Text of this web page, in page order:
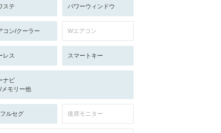
ステ パワーウィンドウ
コン/クーラー Wエアコン
レス スマートキー
ナビ
メモリー他
ルセグ 後席モニター